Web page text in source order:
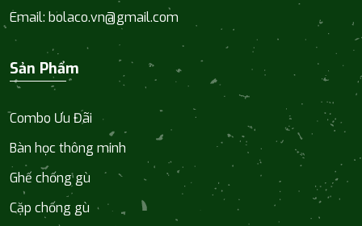
Email: bolaco.vn@gmail.com
Sản Phẩm
Combo Ưu Đãi
Bàn học thông minh
Ghế chống gù
Cặp chống gù